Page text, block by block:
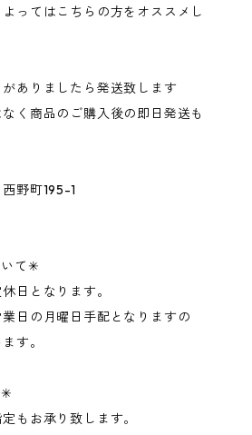
ってはこちらの方をオススメし
ありましたら発送致します
く商品のご購入後の即日発送も
野町195-1
て✳︎
日となります。
日の月曜日手配となりますの
す。
✳︎
もお承り致します。